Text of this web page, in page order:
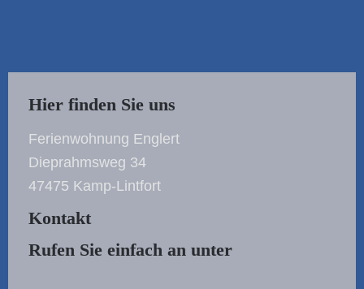
Hier finden Sie uns
Ferienwohnung Englert
Dieprahmsweg 34
47475 Kamp-Lintfort
Kontakt
Rufen Sie einfach an unter